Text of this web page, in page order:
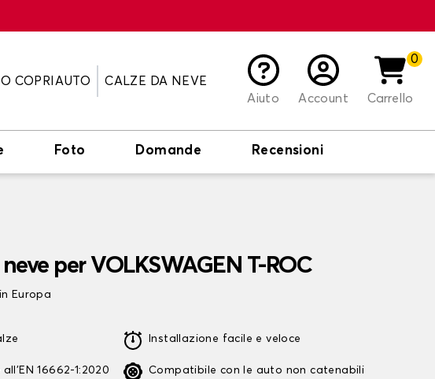
COPRIAUTO
CALZE DA NEVE
Aiuto
Account
0
Carrello
Foto Domande Recensioni
per VOLKSWAGEN T-ROC
Europa
16662-1:2020
Installazione facile e veloce
Compatibile con le auto non catenabili